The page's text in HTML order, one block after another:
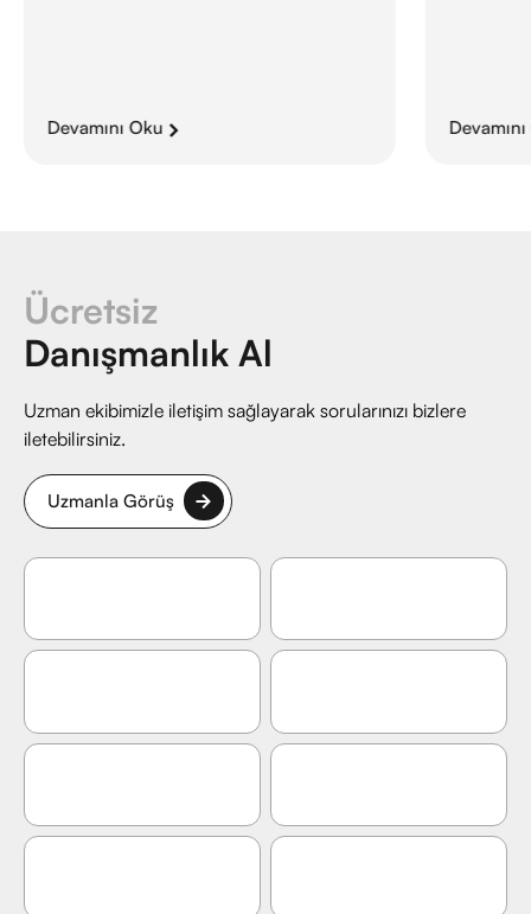
Devamını Oku
Ücretsiz
Danışmanlık Al
Uzman ekibimizle iletişim sağlayarak sorularınızı bizlere
iletebilirsiniz.
Uzmanla Görüş